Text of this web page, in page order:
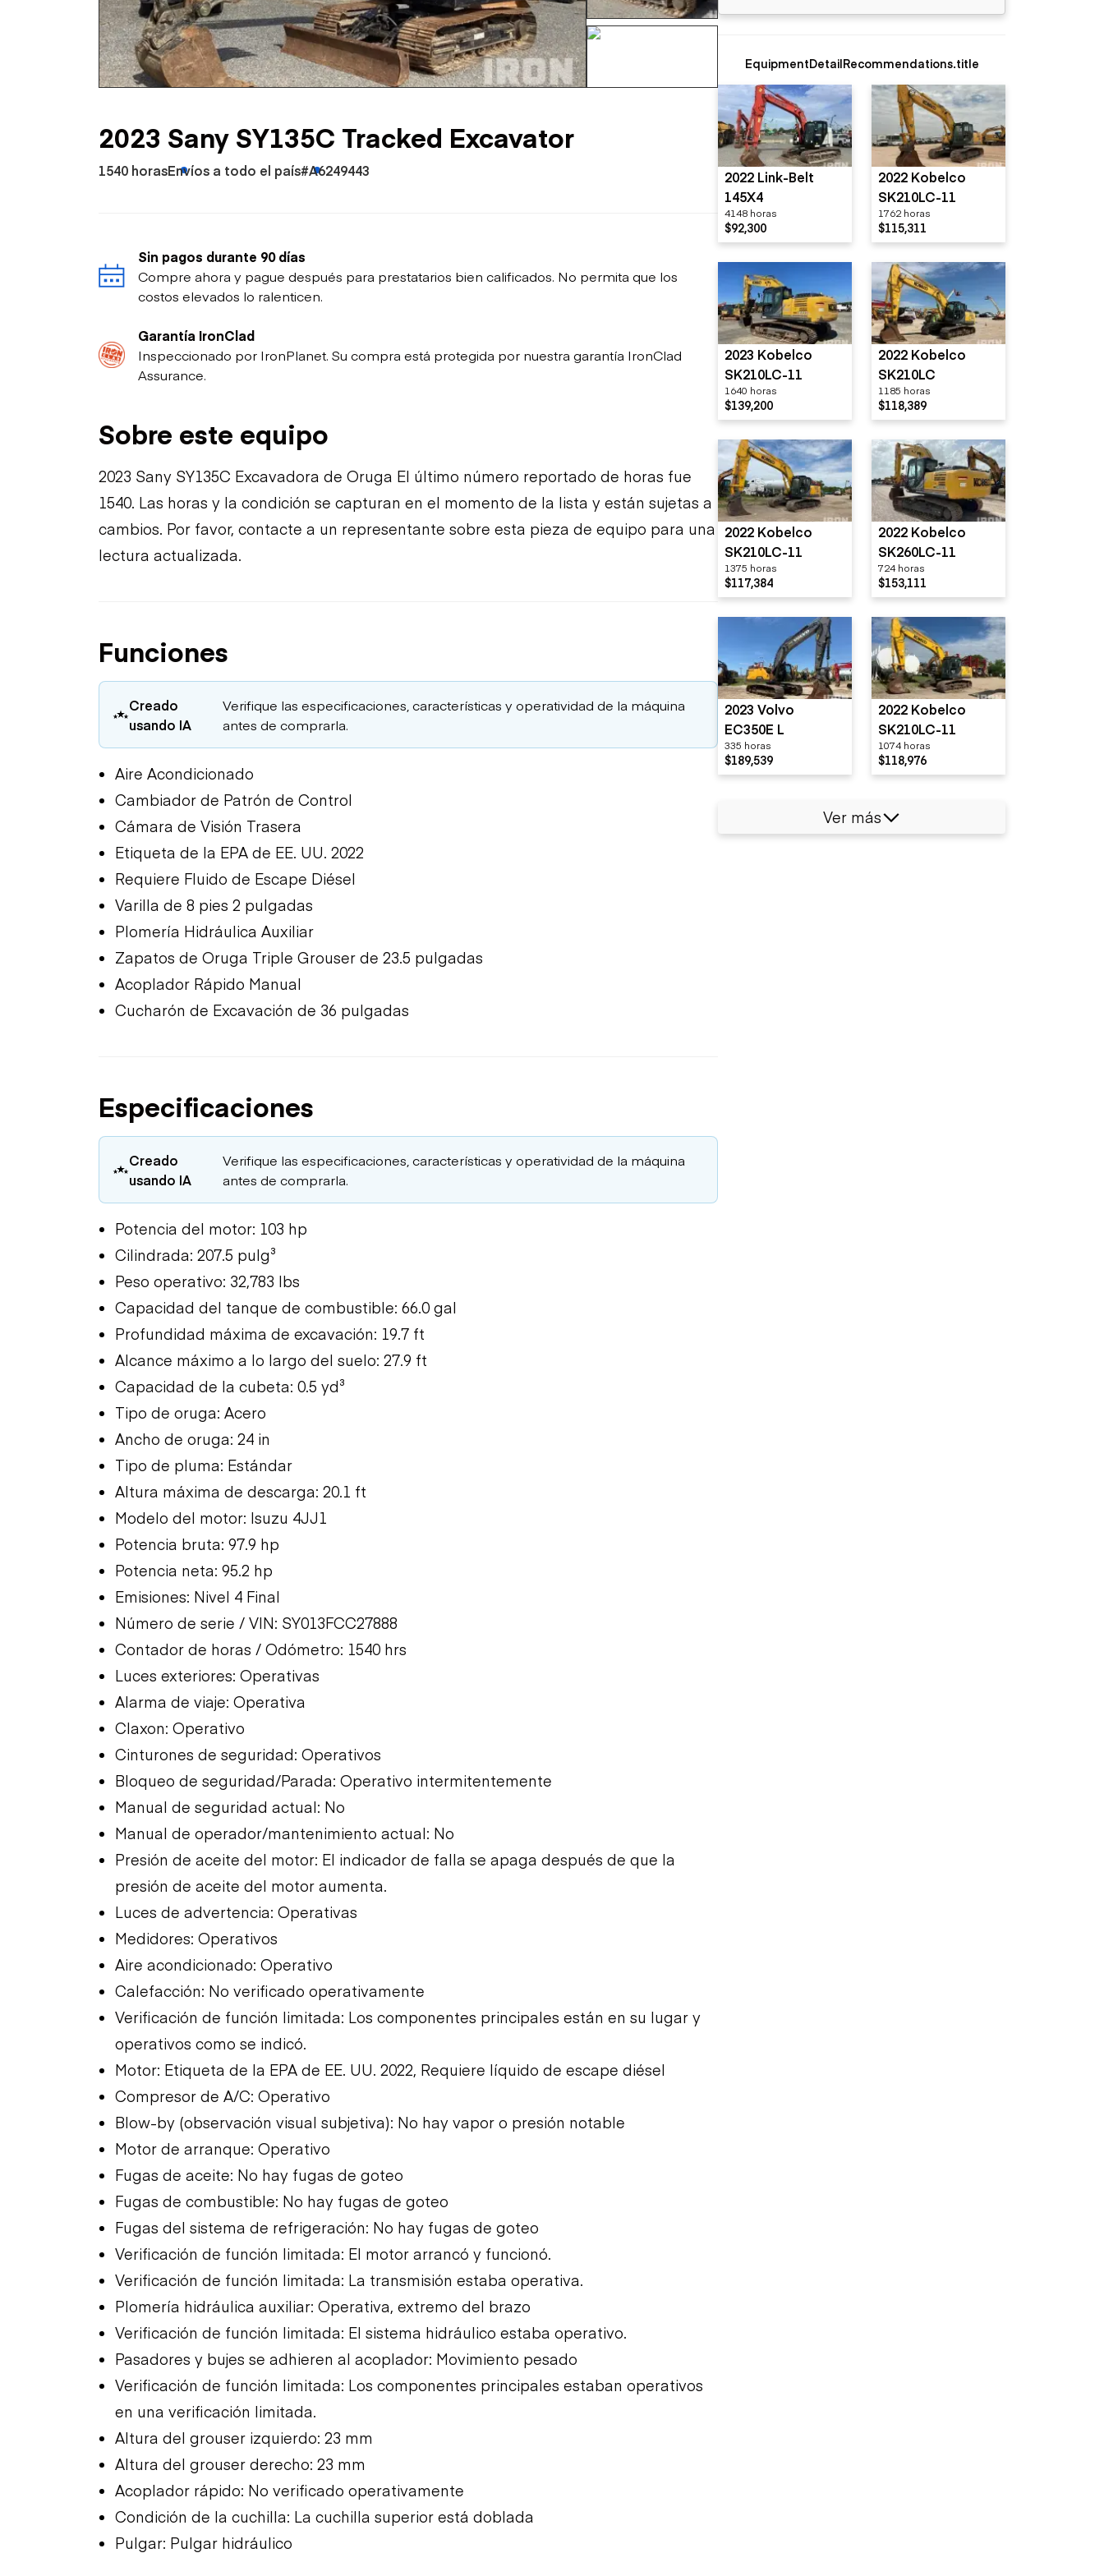
Petróleo y gas
Excavadoras
Motoniveladoras
Minicargadoras
Omitir cargadores
Raspadores
Trailers
Remolques volcados
Remolques de
plataforma
Remolques de troncos
2023 Sany SY135C Tracked Excavator
1540 horasEnvíos a todo el país#A6249443
Sin pagos durante 90 días
Compre ahora y pague después para prestatarios bien calificados. No permita que los
costos elevados lo ralenticen.
Garantía IronClad
Inspeccionado por IronPlanet. Su compra está protegida por nuestra garantía IronClad
Assurance.
Sobre este equipo
2023 Sany SY135C Excavadora de Oruga El último número reportado de horas fue
1540. Las horas y la condición se capturan en el momento de la lista y están sujetas a
cambios. Por favor, contacte a un representante sobre esta pieza de equipo para una
lectura actualizada.
Funciones
Creado
usando IA
Verifique las especificaciones, características y operatividad de la máquina
antes de comprarla.
Aire Acondicionado
Cambiador de Patrón de Control
Cámara de Visión Trasera
Etiqueta de la EPA de EE. UU. 2022
Requiere Fluido de Escape Diésel
Varilla de 8 pies 2 pulgadas
Plomería Hidráulica Auxiliar
Zapatos de Oruga Triple Grouser de 23.5 pulgadas
Acoplador Rápido Manual
Cucharón de Excavación de 36 pulgadas
Especificaciones
Creado
usando IA
Verifique las especificaciones, características y operatividad de la máquina
antes de comprarla.
Potencia del motor: 103 hp
Cilindrada: 207.5 pulg³
Peso operativo: 32,783 lbs
Capacidad del tanque de combustible: 66.0 gal
Profundidad máxima de excavación: 19.7 ft
Alcance máximo a lo largo del suelo: 27.9 ft
Capacidad de la cubeta: 0.5 yd³
Tipo de oruga: Acero
Ancho de oruga: 24 in
Tipo de pluma: Estándar
Altura máxima de descarga: 20.1 ft
Modelo del motor: Isuzu 4JJ1
Potencia bruta: 97.9 hp
Potencia neta: 95.2 hp
Emisiones: Nivel 4 Final
Número de serie / VIN: SY013FCC27888
Contador de horas / Odómetro: 1540 hrs
Luces exteriores: Operativas
Alarma de viaje: Operativa
Claxon: Operativo
Cinturones de seguridad: Operativos
Bloqueo de seguridad/Parada: Operativo intermitentemente
Manual de seguridad actual: No
Manual de operador/mantenimiento actual: No
Presión de aceite del motor: El indicador de falla se apaga después de que la
presión de aceite del motor aumenta.
Luces de advertencia: Operativas
Medidores: Operativos
Aire acondicionado: Operativo
Calefacción: No verificado operativamente
Verificación de función limitada: Los componentes principales están en su lugar y
operativos como se indicó.
Motor: Etiqueta de la EPA de EE. UU. 2022, Requiere líquido de escape diésel
Compresor de A/C: Operativo
Blow-by (observación visual subjetiva): No hay vapor o presión notable
Motor de arranque: Operativo
Fugas de aceite: No hay fugas de goteo
Fugas de combustible: No hay fugas de goteo
Fugas del sistema de refrigeración: No hay fugas de goteo
Verificación de función limitada: El motor arrancó y funcionó.
Verificación de función limitada: La transmisión estaba operativa.
Plomería hidráulica auxiliar: Operativa, extremo del brazo
Verificación de función limitada: El sistema hidráulico estaba operativo.
Pasadores y bujes se adhieren al acoplador: Movimiento pesado
Verificación de función limitada: Los componentes principales estaban operativos
en una verificación limitada.
Altura del grouser izquierdo: 23 mm
Altura del grouser derecho: 23 mm
Acoplador rápido: No verificado operativamente
Condición de la cuchilla: La cuchilla superior está doblada
Pulgar: Pulgar hidráulico
EquipmentDetailRecommendations.title
2022 Link-Belt
145X4
4148 horas
$92,300
2022 Kobelco
SK210LC-11
1762 horas
$115,311
2023 Kobelco
SK210LC-11
1640 horas
$139,200
2022 Kobelco
SK210LC
1185 horas
$118,389
2022 Kobelco
SK210LC-11
1375 horas
$117,384
2022 Kobelco
SK260LC-11
724 horas
$153,111
2023 Volvo
EC350E L
335 horas
$189,539
2022 Kobelco
SK210LC-11
1074 horas
$118,976
Ver más